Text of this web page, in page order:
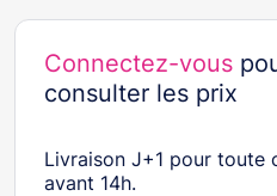
Connectez-vous
consulter les prix
Livraison J+1 pour toute
avant 14h.